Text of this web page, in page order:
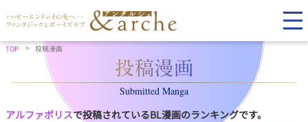
TOP 投稿漫画
Submitted Manga
アルファポリスで投稿されているBL漫画のランキングです。